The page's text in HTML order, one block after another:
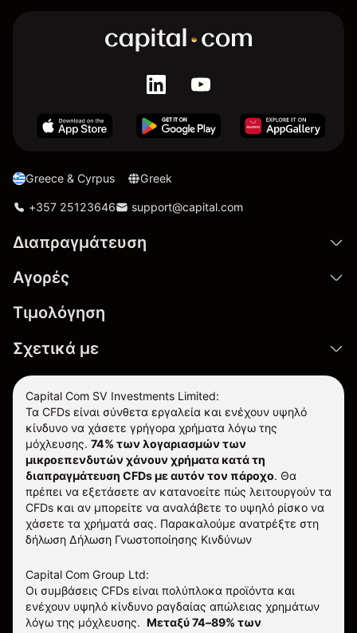
Greece & Cyrpus Greek
+357 25123646 support@capital.com
Διαπραγμάτευση
Αγορές
Τιμολόγηση
Σχετικά με
Capital Com SV Investments Limited:
Τα CFDs είναι σύνθετα εργαλεία και ενέχουν υψηλό
κίνδυνο να χάσετε γρήγορα χρήματα λόγω της
μόχλευσης. 74% των λογαριασμών των
μικροεπενδυτών χάνουν χρήματα κατά τη
διαπραγμάτευση CFDs με αυτόν τον πάροχο. Θα
πρέπει να εξετάσετε αν κατανοείτε πώς λειτουργούν τα
CFDs και αν μπορείτε να αναλάβετε το υψηλό ρίσκο να
χάσετε τα χρήματά σας. Παρακαλούμε ανατρέξτε στη
δήλωση Δήλωση Γνωστοποίησης Κινδύνων
Capital Com Group Ltd:
Οι συμβάσεις CFDs είναι πολύπλοκα προϊόντα και
ενέχουν υψηλό κίνδυνο ραγδαίας απώλειας χρημάτων
λόγω της μόχλευσης. Μεταξύ 74–89% των